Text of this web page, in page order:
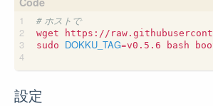
# ホストで
wget https://
sudo DOKKU_TAG=v0.5.6 bash
設定